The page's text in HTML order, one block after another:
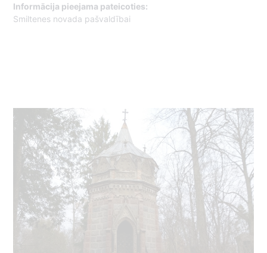
Informācija pieejama pateicoties:
Smiltenes novada pašvaldībai